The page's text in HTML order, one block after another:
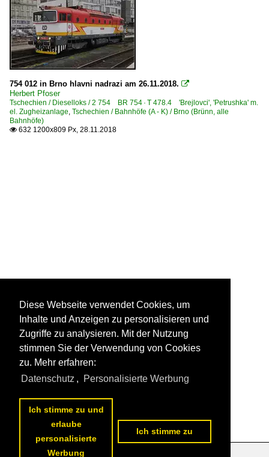
754 012 in Brno hlavni nadrazi am 26.11.2018. 
Herbert Pfoser
Tschechien / Dieselloks / 2 754 BR 754 · T 478.4 'Brejlovci', 'Petrushka' m.
el. Zugheizanlage Tschechien / Bahnhöfe (A - K) / Brno (Brünn, alle
Bahnhöfe)
 632 1200x809 Px, 28.11.2018
Diese Webseite verwendet Cookies, um
Inhalte und Anzeigen zu personalisieren und
Zugriffe zu analysieren. Mit der Nutzung
stimmen Sie der Verwendung von Cookies
zu. Mehr erfahren:
Datenschutz , Personalisierte Werbung
Ich stimme zu und
erlaube
personalisierte
Werbung
Ich stimme zu